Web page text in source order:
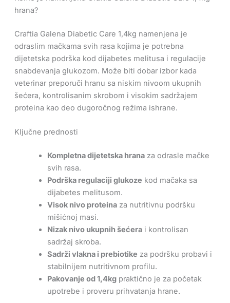
hrana?
Craftia Galena Diabetic Care 1,4kg namenjena je
odraslim mačkama svih rasa kojima je potrebna
dijetetska podrška kod dijabetes melitusa i regulacije
snabdevanja glukozom. Može biti dobar izbor kada
veterinar preporuči hranu sa niskim nivoom ukupnih
šećera, kontrolisanim skrobom i visokim sadržajem
proteina kao deo dugoročnog režima ishrane.
Ključne prednosti
Kompletna dijetetska hranaza odrasle mačke
svih rasa.
Podrška regulaciji glukoze kod mačaka sa
dijabetes melitusom.
Visok nivo proteinaza nutritivnu podršku
mišićnoj masi.
Nizak nivo ukupnih šećerai kontrolisan
sadržaj skroba.
Sadrži vlakna i prebiotike za podršku probavi i
stabilnijem nutritivnom profilu.
Pakovanje od 1,4kgpraktično je za početak
upotrebe i proveru prihvatanja hrane.